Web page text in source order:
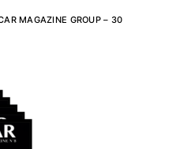
MAGAZINE GROUP – 30